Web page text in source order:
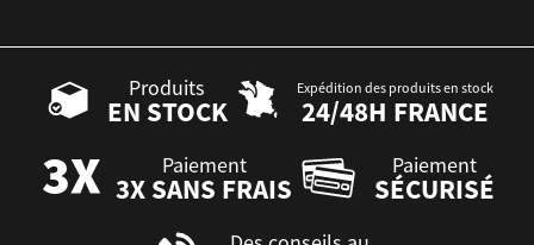
Produits
EN STOCK
Expédition des produits en stock
24/48H FRANCE
Paiement
3X SANS FRAIS
Paiement
SÉCURISÉ